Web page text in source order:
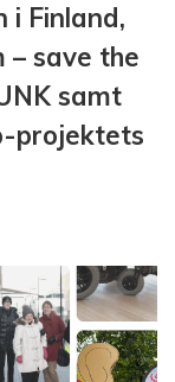
i Finland,
– save the
samt
projektets